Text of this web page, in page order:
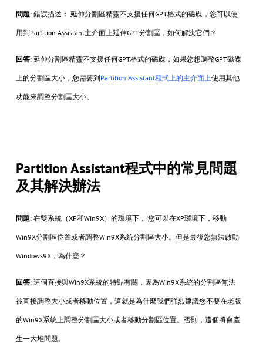
問題: 錯誤描述： 延伸分割區精靈不支援任何GPT格式的磁碟，您可以使
用到Partition Assistant主介面上延伸GPT分割區，如何解決它們？
回答: 延伸分割區精靈不支援任何GPT格式的磁碟，如果您想調整GPT磁碟
上的分割區大小，您需要到Partition Assistant程式上的主介面上使用其他
功能來調整分割區大小。
Partition Assistant程式中的常見問題
及其解決辦法
問題: 在雙系統（XP和Win9X）的環境下， 您可以在XP環境下，移動
Win9X分割區位置或者調整Win9X系統分割區大小。但是最後您無法啟動
Windows9X，為什麼？
回答: 這個直接與Win9X系統的特點有關，因為Win9X系統的分割區無法
被直接調整大小或者移動位置，這就是為什麼我們強烈建議您不要在老版
的Win9X系統上調整分割區大小或者移動分割區位置。否則，這個將會產
生一大堆問題。